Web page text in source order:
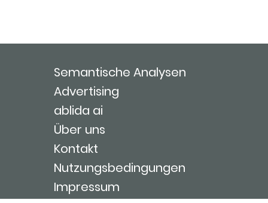
Semantische Analysen
Advertising
ablida ai
Über uns
Kontakt
Nutzungsbedingungen
Impressum